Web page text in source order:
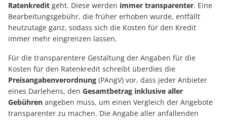
Ratenkredit geht. Diese werden immer transparenter. Eine
Bearbeitungsgebühr, die früher erhoben wurde, entfällt
heutzutage ganz, sodass sich die Kosten für den Kredit
immer mehr eingrenzen lassen.
Für die transparentere Gestaltung der Angaben für die
Kosten für den Ratenkredit schreibt überdies die
Preisangabenverordnung (PAngV) vor, dass jeder Anbieter
eines Darlehens, den Gesamtbetrag inklusive aller
Gebühren angeben muss, um einen Vergleich der Angebote
transparenter zu machen. Die Angabe aller anfallenden